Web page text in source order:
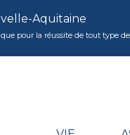
Aquitaine
pour la réussite de tout type